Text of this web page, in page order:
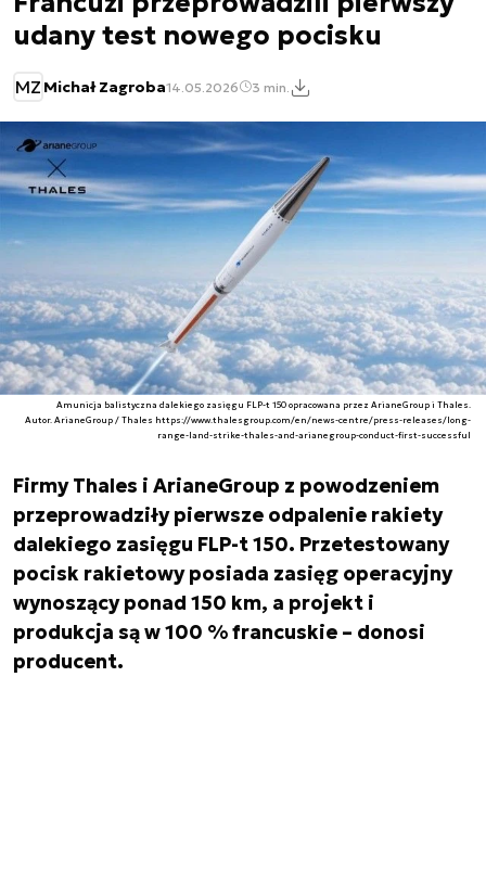
udany test nowego pocisku
MZ Michał Zagroba14.05.2026 3 min.
Amunicja balistyczna dalekiego zasięgu FLP-t 150 opracowana przez ArianeGroup i Thales.
Autor. ArianeGroup / Thales https://www.thalesgroup.com/en/news-centre/press-releases/long-
range-land-strike-thales-and-arianegroup-conduct-first-successful
Firmy Thales i ArianeGroup z powodzeniem
przeprowadziły pierwsze odpalenie rakiety
dalekiego zasięgu FLP-t 150. Przetestowany
pocisk rakietowy posiada zasięg operacyjny
wynoszący ponad 150 km, a projekt i
produkcja są w 100 % francuskie – donosi
producent.